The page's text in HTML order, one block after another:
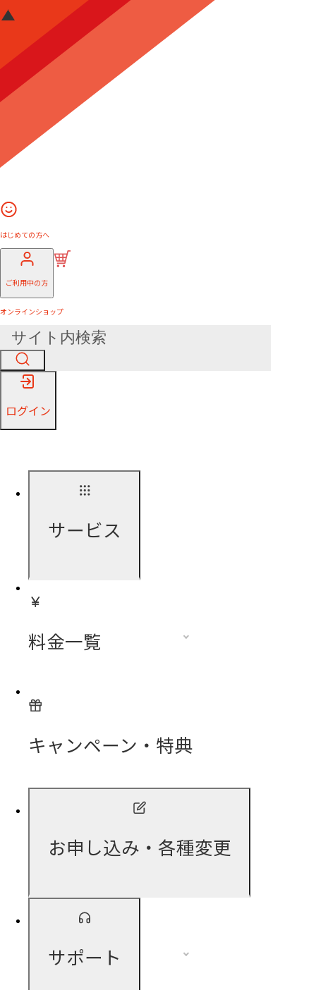
はじめての方へ
ご利用中の方
オンラインショップ
ログイン
サービス
料金一覧
キャンペーン・特典
お申し込み・各種変更
サポート